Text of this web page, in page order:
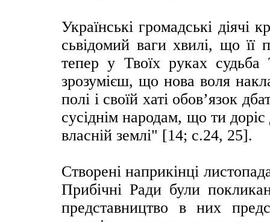
Українські громадські
сьвідомий ваги хвилі, що
тепер у Твоїх руках судьба
зрозумієш, що нова воля
полі і своїй хаті обов’язок
сусіднім народам, що ти доріс
власній землі" [14; с.24, 25].
Створені наприкінці
Прибічні Ради були
представництво в них